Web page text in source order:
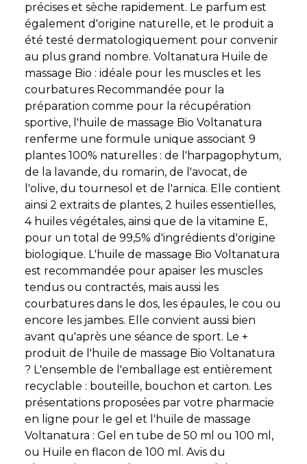
précises et sèche rapidement. Le parfum est
également d'origine naturelle, et le produit a
été testé dermatologiquement pour convenir
au plus grand nombre. Voltanatura Huile de
massage Bio : idéale pour les muscles et les
courbatures Recommandée pour la
préparation comme pour la récupération
sportive, l'huile de massage Bio Voltanatura
renferme une formule unique associant 9
plantes 100% naturelles : de l'harpagophytum,
de la lavande, du romarin, de l'avocat, de
l'olive, du tournesol et de l'arnica. Elle contient
ainsi 2 extraits de plantes, 2 huiles essentielles,
4 huiles végétales, ainsi que de la vitamine E,
pour un total de 99,5% d'ingrédients d'origine
biologique. L'huile de massage Bio Voltanatura
est recommandée pour apaiser les muscles
tendus ou contractés, mais aussi les
courbatures dans le dos, les épaules, le cou ou
encore les jambes. Elle convient aussi bien
avant qu'après une séance de sport. Le +
produit de l'huile de massage Bio Voltanatura
? L'ensemble de l'emballage est entièrement
recyclable : bouteille, bouchon et carton. Les
présentations proposées par votre pharmacie
en ligne pour le gel et l'huile de massage
Voltanatura : Gel en tube de 50 ml ou 100 ml,
ou Huile en flacon de 100 ml. Avis du